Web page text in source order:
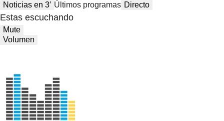
Noticias en 3′ Últimos programas Directo
Estas escuchando
Mute
Volumen